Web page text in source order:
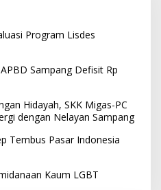
Program Lisdes
Sampang Defisit Rp
Hidayah, SKK Migas-PC
dengan Nelayan Sampang
Tembus Pasar Indonesia
Kaum LGBT